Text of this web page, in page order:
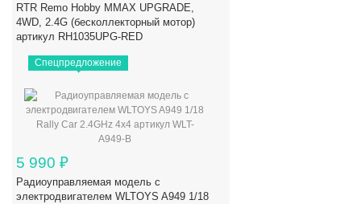
RTR Remo Hobby MMAX UPGRADE,
4WD, 2.4G (бесколлекторный мотор)
артикул RH1035UPG-RED
Спецпредложение
5 990 ₽
Радиоуправляемая модель с
электродвигателем WLTOYS A949 1/18